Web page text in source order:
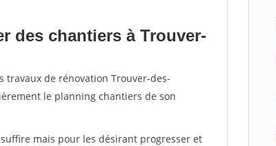
des chantiers à Trouver-
de rénovation Trouver-des-
le planning chantiers de son
mais pour les désirant progresser et